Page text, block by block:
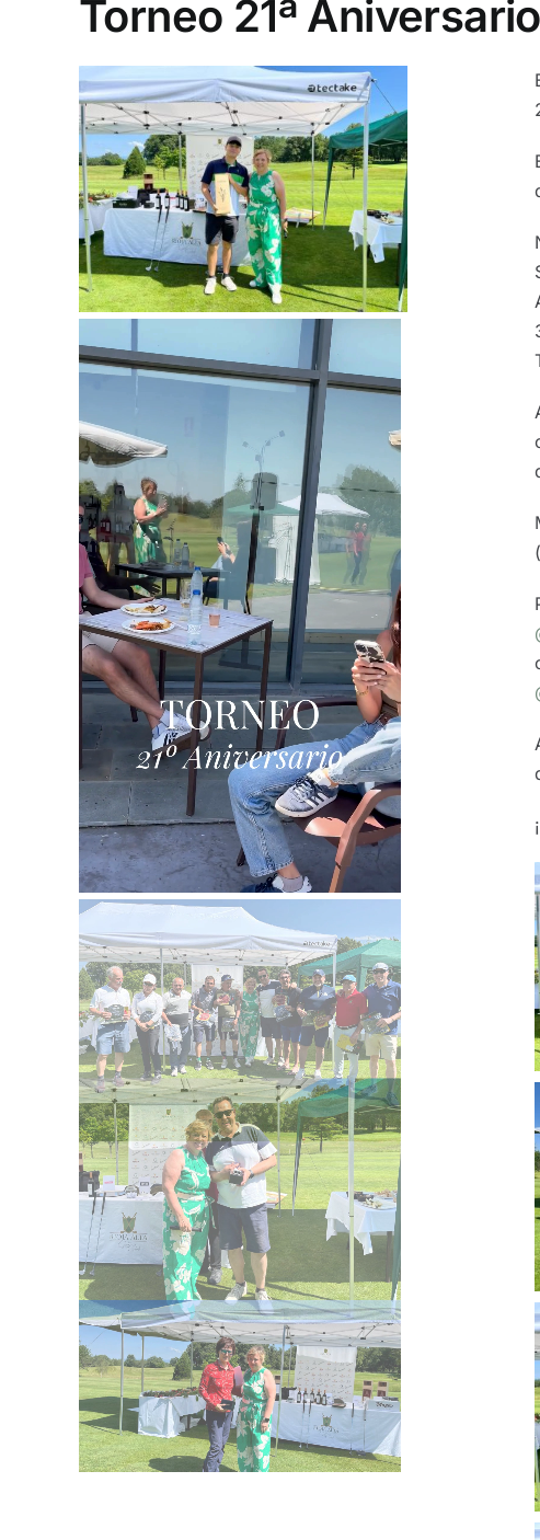
Torneo 21ª